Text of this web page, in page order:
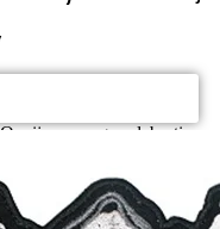
se mogu odabrati na